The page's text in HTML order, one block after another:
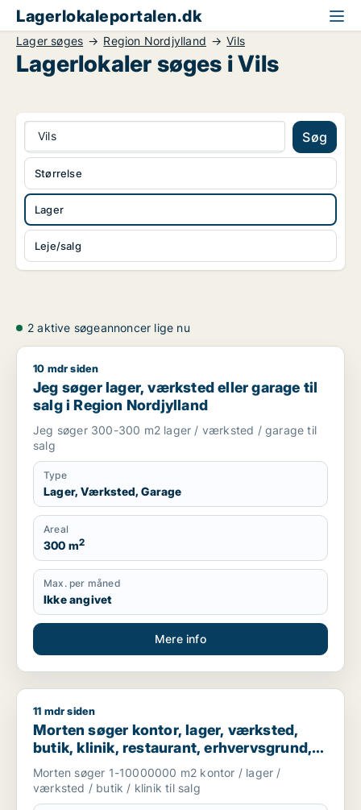
Lagerlokaleportalen.dk
Lager søges Region Nordjylland Vils
Lagerlokaler søges i Vils
Vils Søg
Lager
Leje/salg
Størrelse
2 aktive søgeannoncer lige nu
Jeg søger lager, værksted eller garage til salg i Region
10 mdr siden
Jeg søger lager, værksted eller garage til
salg i Region Nordjylland
Jeg søger 300-300 m2 lager / værksted / garage til
salg
Type
Lager, Værksted, Garage
Areal
300 m2
Max. per måned
Ikke angivet
Mere info
Morten søger kontor, lager, værksted, butik, klinik,
11 mdr siden
Morten søger kontor, lager, værksted,
butik, klinik, restaurant, erhvervsgrund,
boligudlejningsejendom, hotel eller
produktionslokaler til salg i Region
Nordjylland
Morten søger 1-10000000 m2 kontor / lager /
værksted / butik / klinik til salg